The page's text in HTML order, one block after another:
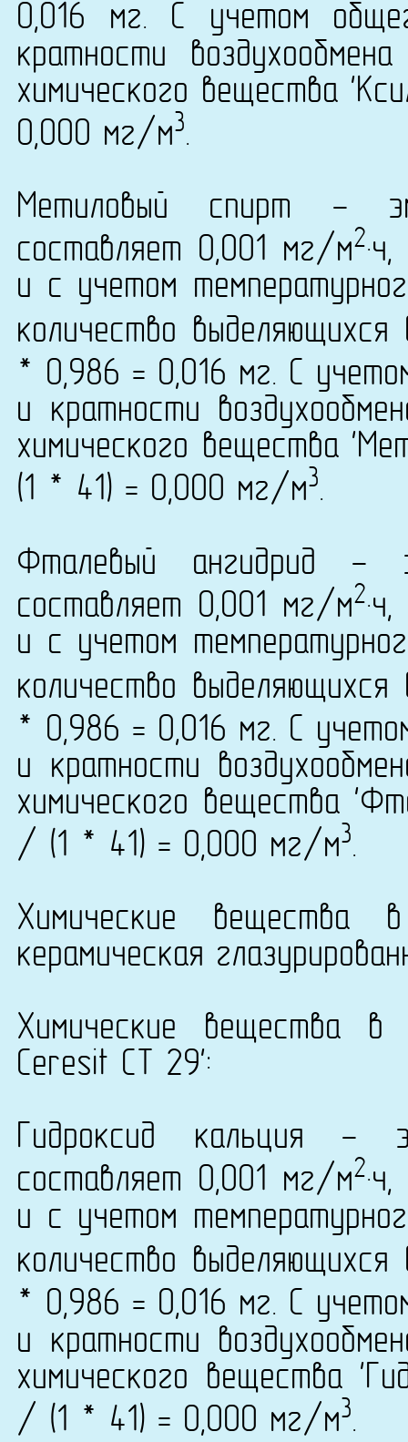
0,016 мг. С учетом
кратности
химического вещества
0,000 мг/м3.
Метиловый спирт -
составляет 0,001 мг/м2
и с учетом
количество
* 0,986 = 0,016 мг. С
и кратности
химического вещества
(1 * 41) = 0,000 мг/м3.
Фталевый ангидрид -
составляет 0,001 мг/м2
и с учетом
количество
* 0,986 = 0,016 мг. С
и кратности
химического вещества
/ (1 * 41) = 0,000 мг/м3.
Химические вещества
керамическая
Химические вещества в
Ceresit СТ 29':
Гидроксид кальция -
составляет 0,001 мг/м2
и с учетом
количество
* 0,986 = 0,016 мг. С
и кратности
химического вещества
/ (1 * 41) = 0,000 мг/м3.